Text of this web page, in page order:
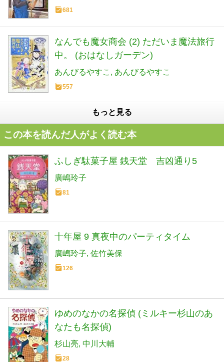
681
なんでも魔女商会 (2) ただいま魔法旅行
中。 (おはなしガーデン)
あんびるやすこ あんびるやすこ
557
もっと見る
この本を読んだ人がよく読む本
ふしぎ駄菓子屋 銭天堂 吉凶通り5
廣嶋玲子
81
十年屋 9 真夜中のパーティタイム
廣嶋玲子 佐竹美保
126
ゆめのなかの名探偵 (ミルキー杉山のあ
なたも名探偵)
杉山亮 中川大輔
28